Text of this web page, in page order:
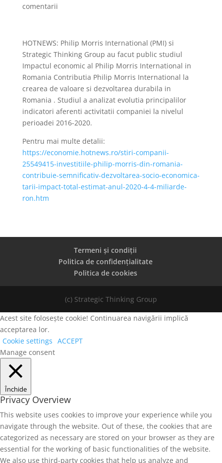
comentarii
HOTNEWS: Philip Morris International (PMI) si
Strategic Thinking Group au facut public studiul
Impactul economic al Philip Morris International in
Romania Contributia Philip Morris International la
crearea de valoare si dezvoltarea durabila in
Romania . Studiul a analizat evolutia principalilor
indicatori aferenti activitatii companiei la nivelul
perioadei 2016-2020.
Pentru mai multe detalii:
https://economie.hotnews.ro/stiri-companii-
25549415-investitiile-philip-morris-din-romania-
contribuie-semnificativ-dezvoltarea-socio-economica-
tarii-impact-total-estimat-anul-2020-4-4-miliarde-
ron.htm
Termeni și condiții
Politica de confidențialitate
Politica de cookies
(c) Strategic Thinking Group
Acest site folosește cookie! Continuarea navigării implică
acceptarea lor.
Cookie settings ACCEPT
Manage consent
Închide
Privacy Overview
This website uses cookies to improve your experience while you
navigate through the website. Out of these, the cookies that are
categorized as necessary are stored on your browser as they are
essential for the working of basic functionalities of the website.
We also use third-party cookies that help us analyze and